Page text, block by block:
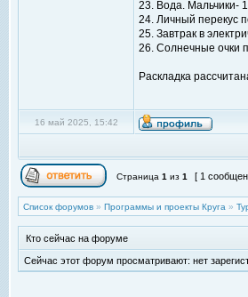
23. Вода. Мальчики-
24. Личный перекус
25. Завтрак в
26. Солнечные очки
Раскладка
16 май 2025, 15:42
Страница 1 из 1 [ 1
Список форумов » Программы и проекты Круга »
Кто сейчас на форуме
Сейчас этот форум просматривают: нет